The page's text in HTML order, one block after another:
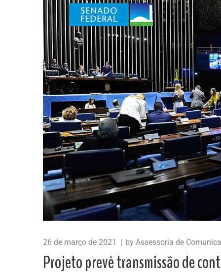
26 de março de 2021 by Assessoria de
Projeto prevê transmissão de